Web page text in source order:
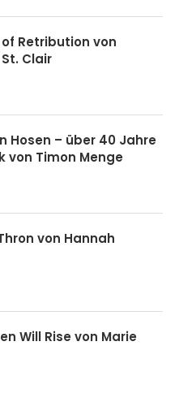
Retribution von
Clair
Hosen – über 40 Jahre
von Timon Menge
von Hannah
Will Rise von Marie